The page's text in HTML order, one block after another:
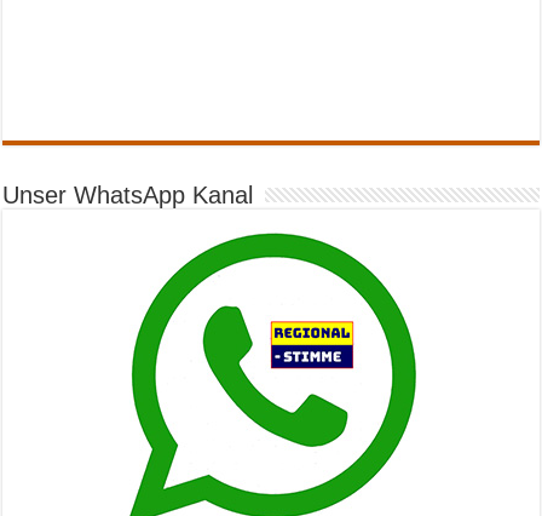
Unser WhatsApp Kanal